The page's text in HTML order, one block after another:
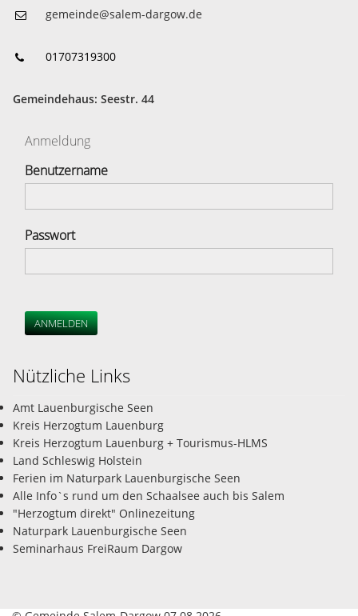
gemeinde@salem-dargow.de
01707319300
Gemeindehaus: Seestr. 44
Anmeldung
Benutzername
Passwort
ANMELDEN
Nützliche Links
Amt Lauenburgische Seen
Kreis Herzogtum Lauenburg
Kreis Herzogtum Lauenburg + Tourismus-HLMS
Land Schleswig Holstein
Ferien im Naturpark Lauenburgische Seen
Alle Info`s rund um den Schaalsee auch bis Salem
"Herzogtum direkt" Onlinezeitung
Naturpark Lauenburgische Seen
Seminarhaus FreiRaum Dargow